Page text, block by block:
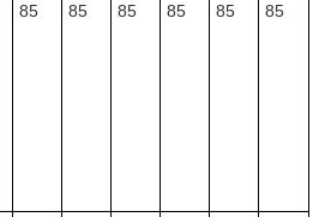
85 85 85 85 85 85